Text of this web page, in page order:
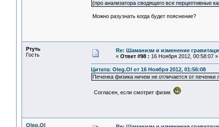
(про анализатора сводящего все перцептивные
Можно разузнать когда будет пояснение?
Ртуть
Гость
Re: Шаманизм и изменение
« Ответ #98 : 16 Ноября 2012, 00:58:07 »
Цитата: Oleg.Ol от 16 Ноября 2012, 01:56:08
Печенка физика ничем не отличается от печенки
Согласен, если смотрит физик
Oleg.Ol